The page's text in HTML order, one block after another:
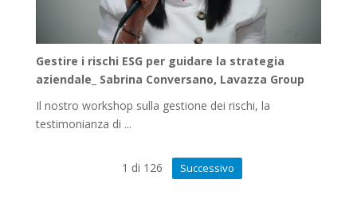
Gestire i rischi ESG per guidare la strategia
aziendale_ Sabrina Conversano, Lavazza Group
Il nostro workshop sulla gestione dei rischi, la
testimonianza di ...
1 di 126 Successivo